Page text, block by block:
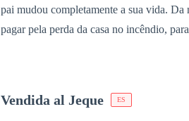
pai mudou completamente a sua vida.
pagar pela perda da casa no incêndio,
bordel, por ela ser linda e nunca ter se
Vendida al Jeque ES